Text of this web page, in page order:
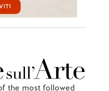
the most followed